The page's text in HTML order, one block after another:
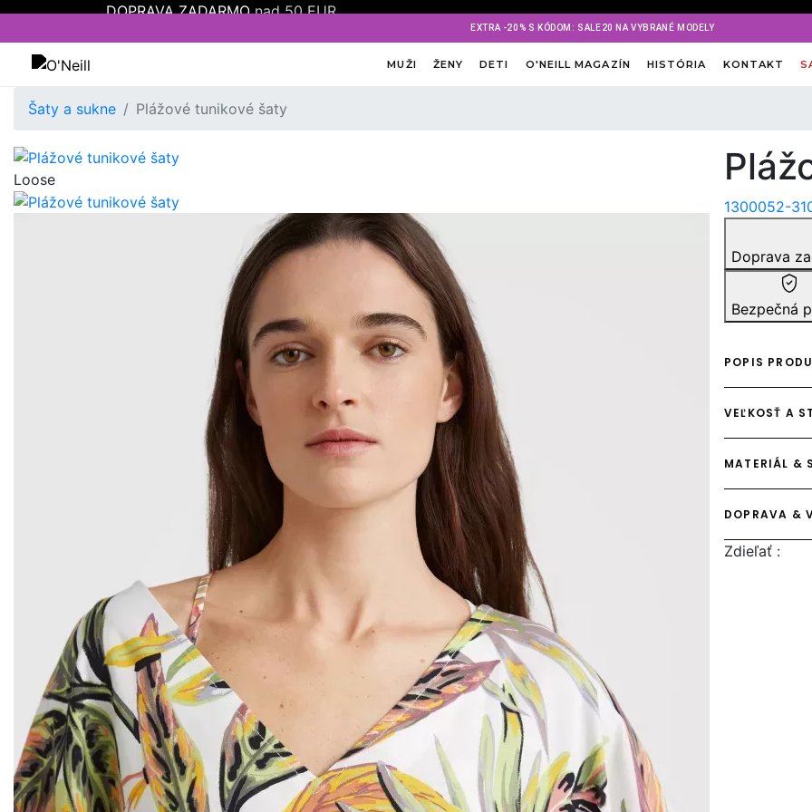
DOPRAVA ZADARMOnad 50 EUR
EXTRA -20% S KÓDOM: SALE20 NA VYBRANÉ MODELY
MUŽI ŽENY DETI O'NEILL MAGAZÍN HISTÓRIA KONTAKT
Oneill
Šaty a sukne Plážové tunikové šaty
Loose
1300052-
Doprava
Bezpečná
POPIS
VEĽKOSŤ A
MATERIÁL &
DOPRAVA &
Zdieľať :